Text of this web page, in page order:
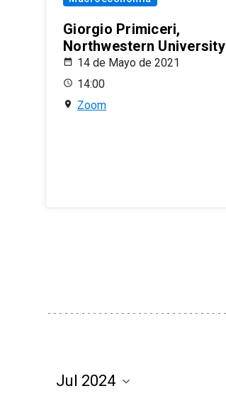
Giorgio Primiceri,
Northwestern University
14 de Mayo de 2021
14:00
Zoom